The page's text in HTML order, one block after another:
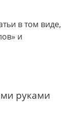
в том виде,
и
руками